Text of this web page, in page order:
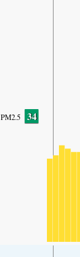
PM2.5 34